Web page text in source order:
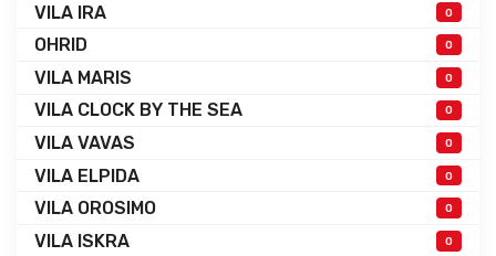
VILA IRA 0
OHRID 0
VILA MARIS 0
VILA CLOCK BY THE SEA 0
VILA VAVAS 0
VILA ELPIDA 0
VILA OROSIMO 0
VILA ISKRA 0